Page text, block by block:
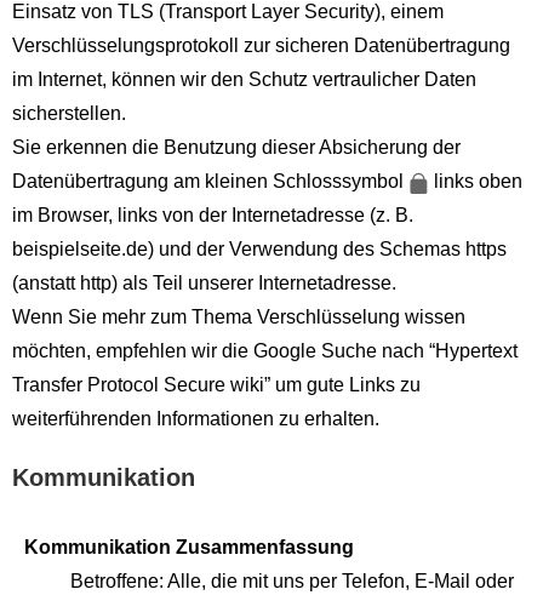
Einsatz von TLS (Transport Layer Security), einem
Verschlüsselungsprotokoll zur sicheren Datenübertragung
im Internet, können wir den Schutz vertraulicher Daten
sicherstellen.
Sie erkennen die Benutzung dieser Absicherung der
Datenübertragung am kleinen Schlosssymbol
links oben
im Browser, links von der Internetadresse (z. B.
beispielseite.de) und der Verwendung des Schemas https
(anstatt http) als Teil unserer Internetadresse.
Wenn Sie mehr zum Thema Verschlüsselung wissen
möchten, empfehlen wir die Google Suche nach “Hypertext
Transfer Protocol Secure wiki” um gute Links zu
weiterführenden Informationen zu erhalten.
Kommunikation
Kommunikation Zusammenfassung
Betroffene: Alle, die mit uns per Telefon, E-Mail oder